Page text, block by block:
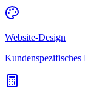
Website-Design